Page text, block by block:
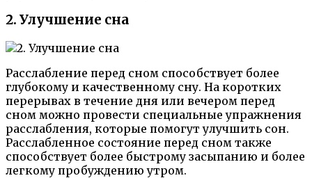
2. Улучшение сна
Расслабление перед сном способствует более
глубокому и качественному сну. На коротких
перерывах в течение дня или вечером перед
сном можно провести специальные упражнения
расслабления, которые помогут улучшить сон.
Расслабленное состояние перед сном также
способствует более быстрому засыпанию и более
легкому пробуждению утром.